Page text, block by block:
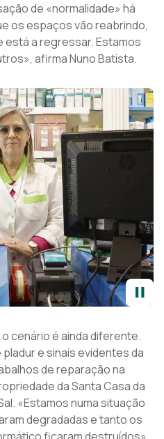
de «normalidade» há
os espaços vão reabrindo,
está a regressar. Estamos
afirma Nuno Batista.
cenário é ainda diferente.
e sinais evidentes da
de reparação na
da Santa Casa da
«Estamos numa situação
degradadas e tanto os
ficaram destruídos»,